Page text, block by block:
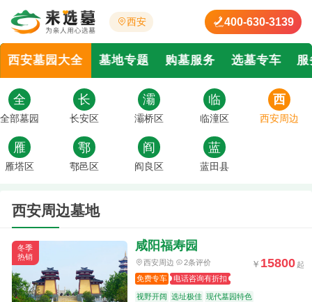
西安 400-630-3139
西安墓园大全 墓地专题 购墓服务 选墓专车
全
全部墓园
雁
塔
雁塔区
长
安
区
长安区
鄠
邑
鄠邑区
灞
桥
区
灞桥区
阎
良
阎良区
临
潼
区
临潼区
蓝
田
蓝田县
西
安
西安周边
西安周边墓地
冬季
热销
咸阳福寿园
15800
西安周边
2条评价
免费专车
电话咨询有折扣
视野开阔 选址极佳 现代墓园特色